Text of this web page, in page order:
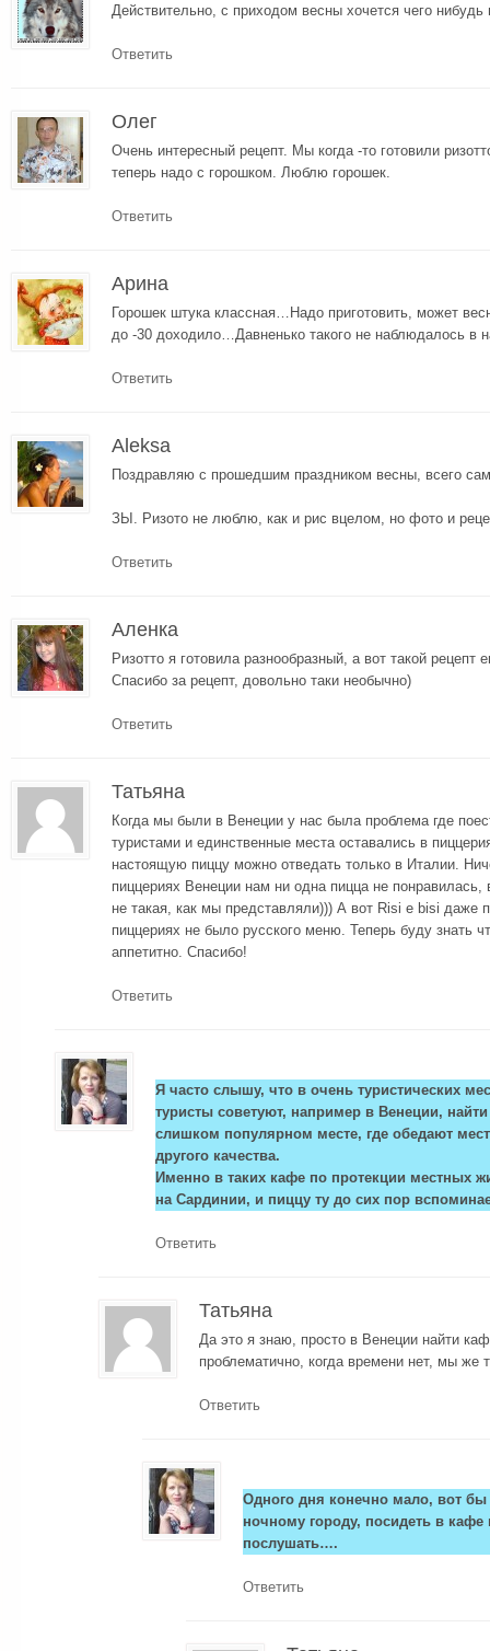
Действительно, с приходом весны хочется чего нибудь
Ответить
Олег
Очень интересный рецепт. Мы когда -то готовили
теперь надо с горошком. Люблю горошек.
Ответить
Арина
Горошек штука классная…Надо приготовить, может
до -30 доходило…Давненько такого не наблюдалось
Ответить
Aleksa
Поздравляю с прошедшим праздником весны, всего
ЗЫ. Ризото не люблю, как и рис вцелом, но фото и
Ответить
Аленка
Ризотто я готовила разнообразный, а вот такой рецепт
Спасибо за рецепт, довольно таки необычно)
Ответить
Татьяна
Когда мы были в Венеции у нас была проблема где
туристами и единственные места оставались в
настоящую пиццу можно отведать только в Италии.
пиццериях Венеции нам ни одна пицца не понравилась,
не такая, как мы представляли))) А вот Risi e bisi даже
пиццериях не было русского меню. Теперь буду знать
аппетитно. Спасибо!
Ответить
Я часто слышу, что в очень туристических
туристы советуют, например в Венеции,
слишком популярном месте, где обедают
другого качества.
Именно в таких кафе по протекции местных
на Сардинии, и пиццу ту до сих пор
Ответить
Татьяна
Да это я знаю, просто в Венеции найти
проблематично, когда времени нет, мы же
Ответить
Одного дня конечно мало, вот бы
ночному городу, посидеть в
послушать….
Ответить